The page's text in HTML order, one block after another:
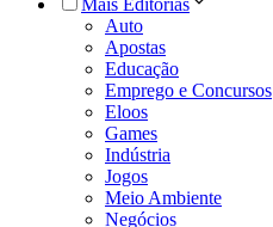
Mais Editorias
Auto
Apostas
Educação
Emprego e Concursos
Eloos
Games
Indústria
Jogos
Meio Ambiente
Negócios